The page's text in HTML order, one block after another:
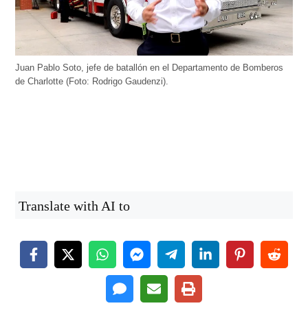
Juan Pablo Soto, jefe de batallón en el Departamento de Bomberos
de Charlotte (Foto: Rodrigo Gaudenzi).
Translate with AI to